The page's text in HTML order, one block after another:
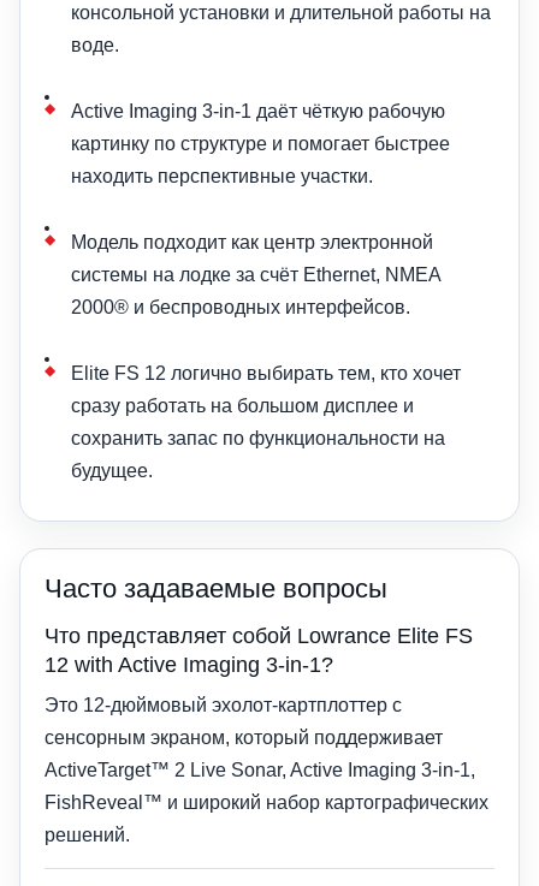
консольной установки и длительной работы на
воде.
Active Imaging 3-in-1 даёт чёткую рабочую
картинку по структуре и помогает быстрее
находить перспективные участки.
Модель подходит как центр электронной
системы на лодке за счёт Ethernet, NMEA
2000® и беспроводных интерфейсов.
Elite FS 12 логично выбирать тем, кто хочет
сразу работать на большом дисплее и
сохранить запас по функциональности на
будущее.
Часто задаваемые вопросы
Что представляет собой Lowrance Elite FS
12 with Active Imaging 3-in-1?
Это 12-дюймовый эхолот-картплоттер с
сенсорным экраном, который поддерживает
ActiveTarget™ 2 Live Sonar, Active Imaging 3-in-1,
FishReveal™ и широкий набор картографических
решений.